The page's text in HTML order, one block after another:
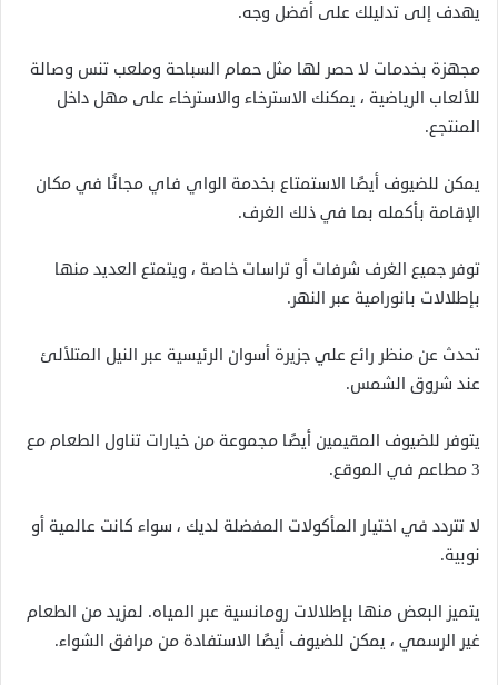
يهدف إلى تدليلك على أفضل وجه.
مجهزة بخدمات لا حصر لها مثل حمام السباحة وملعب تنس وصالة
للألعاب الرياضية ، يمكنك الاسترخاء والاسترخاء على مهل داخل
المنتجع.
يمكن للضيوف أيضًا الاستمتاع بخدمة الواي فاي مجانًا في مكان
الإقامة بأكمله بما في ذلك الغرف.
توفر جميع الغرف شرفات أو تراسات خاصة ، ويتمتع العديد منها
بإطلالات بانورامية عبر النهر.
تحدث عن منظر رائع علي جزيرة أسوان الرئيسية عبر النيل المتلألئ
عند شروق الشمس.
يتوفر للضيوف المقيمين أيضًا مجموعة من خيارات تناول الطعام مع
3 مطاعم في الموقع.
لا تتردد في اختيار المأكولات المفضلة لديك ، سواء كانت عالمية أو
نوبية.
يتميز البعض منها بإطلالات رومانسية عبر المياه. لمزيد من الطعام
غير الرسمي ، يمكن للضيوف أيضًا الاستفادة من مرافق الشواء.